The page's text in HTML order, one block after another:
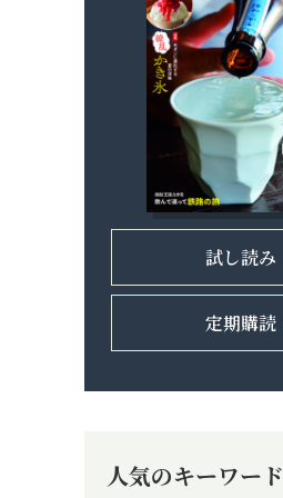
試し読み
定期購読
人気のキーワード